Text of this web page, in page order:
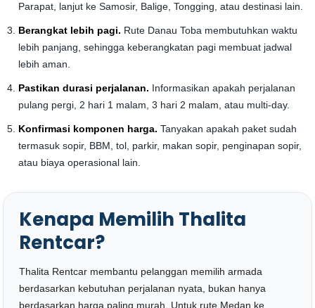
Parapat, lanjut ke Samosir, Balige, Tongging, atau destinasi lain.
Berangkat lebih pagi. Rute Danau Toba membutuhkan waktu
lebih panjang, sehingga keberangkatan pagi membuat jadwal
lebih aman.
Pastikan durasi perjalanan. Informasikan apakah perjalanan
pulang pergi, 2 hari 1 malam, 3 hari 2 malam, atau multi-day.
Konfirmasi komponen harga. Tanyakan apakah paket sudah
termasuk sopir, BBM, tol, parkir, makan sopir, penginapan sopir,
atau biaya operasional lain.
Kenapa Memilih Thalita
Rentcar?
Thalita Rentcar membantu pelanggan memilih armada
berdasarkan kebutuhan perjalanan nyata, bukan hanya
berdasarkan harga paling murah. Untuk rute Medan ke